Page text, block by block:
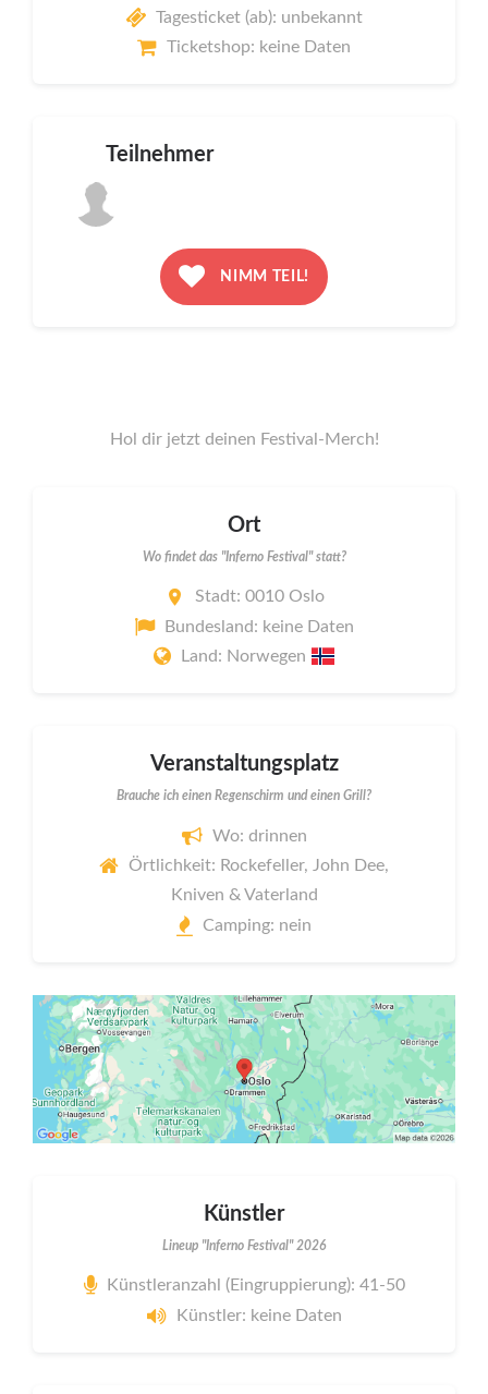
Tagesticket (ab): unbekannt
Ticketshop: keine Daten
Teilnehmer
NIMM TEIL!
Hol dir jetzt deinen Festival-Merch!
Ort
Wo findet das "Inferno Festival" statt?
Stadt: 0010 Oslo
Bundesland: keine Daten
Land: Norwegen
Veranstaltungsplatz
Brauche ich einen Regenschirm und einen Grill?
Wo: drinnen
Örtlichkeit: Rockefeller, John Dee,
Kniven & Vaterland
Camping: nein
Künstler
Lineup "Inferno Festival" 2026
Künstleranzahl (Eingruppierung): 41-50
Künstler: keine Daten